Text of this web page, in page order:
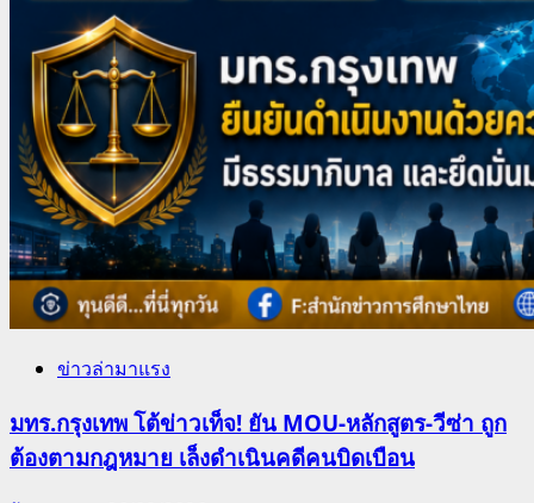
ข่าวล่ามาแรง
มทร.กรุงเทพ โต้ข่าวเท็จ! ยัน MOU-หลักสูตร-วีซ่า ถูก
ต้องตามกฎหมาย เล็งดำเนินคดีคนบิดเบือน